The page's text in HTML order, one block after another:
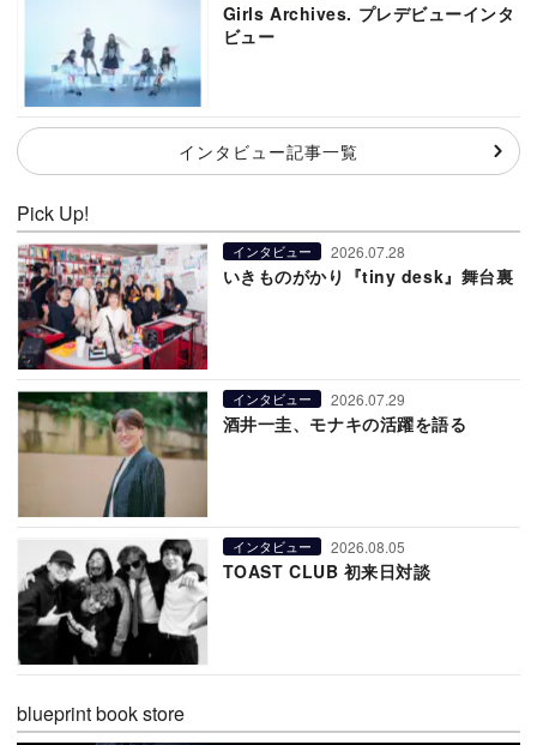
Girls Archives. プレデビューインタ
ビュー
インタビュー記事一覧
Pick Up!
インタビュー 2026.07.28
いきものがかり『tiny desk』舞台裏
インタビュー 2026.07.29
酒井一圭、モナキの活躍を語る
インタビュー 2026.08.05
TOAST CLUB 初来日対談
blueprint book store